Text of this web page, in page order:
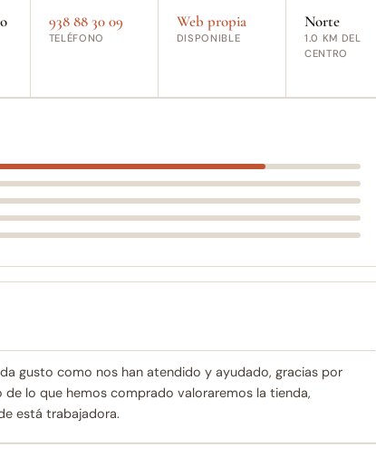
938 88 30 09
TELÉFONO
Web propia
DISPONIBLE
Norte
1.0 KM DEL
CENTRO
gusto como nos han atendido y ayudado, gracias por
lo que hemos comprado valoraremos la tienda,
está trabajadora.